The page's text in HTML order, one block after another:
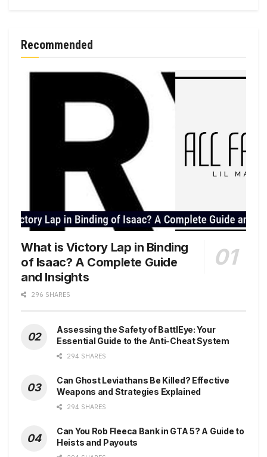
Recommended
What is Victory Lap in Binding
of Isaac? A Complete Guide
and Insights
296 SHARES
Assessing the Safety of BattlEye: Your
Essential Guide to the Anti-Cheat System
294 SHARES
Can Ghost Leviathans Be Killed? Effective
Weapons and Strategies Explained
294 SHARES
Can You Rob Fleeca Bank in GTA 5? A Guide to
Heists and Payouts